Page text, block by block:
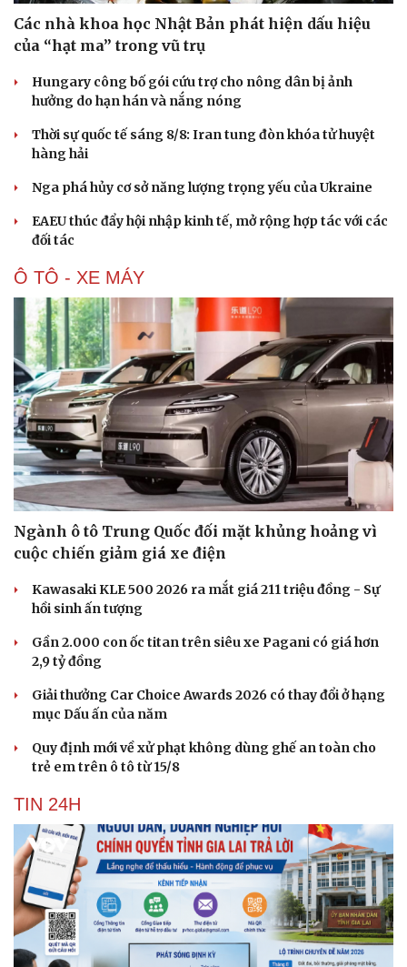
Du lịch
Săn Tour
check-in
Podcast
Câu chuyện thời sự
Đọc truyện đêm khuya
Kể chuyện cho bé
Các nhà khoa học Nhật Bản phát hiện dấu hiệu
của “hạt ma” trong vũ trụ
Hungary công bố gói cứu trợ cho nông dân bị ảnh
hưởng do hạn hán và nắng nóng
Thời sự quốc tế sáng 8/8: Iran tung đòn khóa tử huyệt
hàng hải
Nga phá hủy cơ sở năng lượng trọng yếu của Ukraine
EAEU thúc đẩy hội nhập kinh tế, mở rộng hợp tác với các
đối tác
Ô TÔ - XE MÁY
Ngành ô tô Trung Quốc đối mặt khủng hoảng vì
cuộc chiến giảm giá xe điện
Kawasaki KLE 500 2026 ra mắt giá 211 triệu đồng - Sự
hồi sinh ấn tượng
Gần 2.000 con ốc titan trên siêu xe Pagani có giá hơn
2,9 tỷ đồng
Giải thưởng Car Choice Awards 2026 có thay đổi ở hạng
mục Dấu ấn của năm
Quy định mới về xử phạt không dùng ghế an toàn cho
trẻ em trên ô tô từ 15/8
TIN 24H